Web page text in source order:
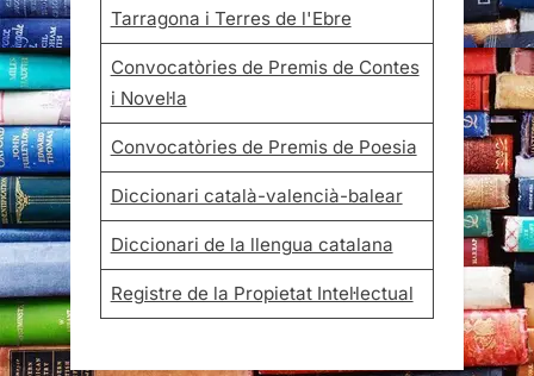
Tarragona i Terres de l'Ebre
Convocatòries de Premis de Contes
i Novel·la
Convocatòries de Premis de Poesia
Diccionari català-valencià-balear
Diccionari de la llengua catalana
Registre de la Propietat Intel·lectual